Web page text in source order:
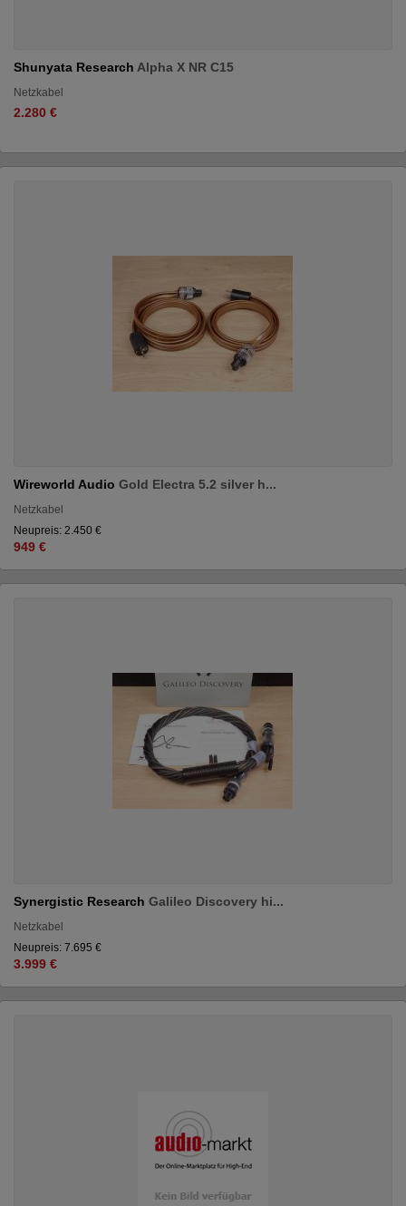
Shunyata Research Alpha X NR C15
Netzkabel
2.280 €
Wireworld Audio Gold Electra 5.2 silver h...
Netzkabel
Neupreis: 2.450 €
949 €
Synergistic Research Galileo Discovery hi...
Netzkabel
Neupreis: 7.695 €
3.999 €